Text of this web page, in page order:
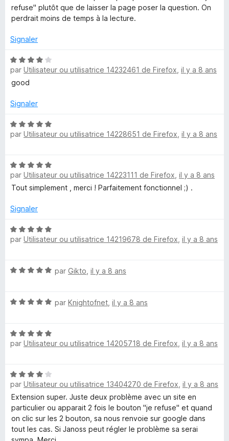
u
r
é
5
u
5
refuse" plutôt que de laisser la page poser la question. On
perdrait moins de temps à la lecture.
Signaler
N
o
t
4
u
r
par Utilisateur ou utilisatrice 14232461 de Firefox il y a 8 ans
good
Signaler
N
o
5
s
u
5
par Utilisateur ou utilisatrice 14228651 de Firefox il y a 8 ans
N
o
t
5
u
r
par Utilisateur ou utilisatrice 14223111 de Firefox il y a 8 ans
Tout simplement , merci ! Parfaitement fonctionnel ;) .
Signaler
N
o
5
r
par Utilisateur ou utilisatrice 14219678 de Firefox il y a 8 ans
N
é
u
r
par Gikto il y a 8 ans
N
é
5
r
5
par Knightofnet il y a 8 ans
N
o
5
s
u
r
5
par Utilisateur ou utilisatrice 14205718 de Firefox il y a 8 ans
N
o
t
é
4
s
u
par Utilisateur ou utilisatrice 13404270 de Firefox il y a 8 ans
Extension super. Juste deux problème avec un site en
particulier ou apparait 2 fois le bouton "je refuse" et quand
on clic sur les 2 bouton, sa nous renvoie sur google dans
tout les cas. Si Janoss peut régler le problème sa serai